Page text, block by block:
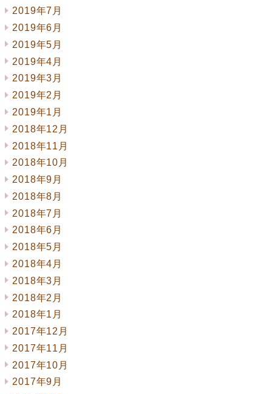
2019年7月
2019年6月
2019年5月
2019年4月
2019年3月
2019年2月
2019年1月
2018年12月
2018年11月
2018年10月
2018年9月
2018年8月
2018年7月
2018年6月
2018年5月
2018年4月
2018年3月
2018年2月
2018年1月
2017年12月
2017年11月
2017年10月
2017年9月